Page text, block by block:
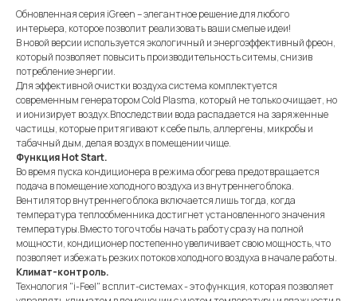
Обновленная серия iGreen – элегантное решение для любого
интерьера, которое позволит реализовать ваши смелые идеи!
В новой версии используется экологичный и энергоэффективный фреон,
который позволяет повысить производительность ситемы, снизив
потребление энергии.
Для эффективной очистки воздуха система комплектуется
современным генератором Cold Plasma, который не только очищает, но
и ионизирует воздух.Впоследствии вода распадается на заряженные
частицы, которые притягивают к себе пыль, аллергены, микробы и
табачный дым, делая воздух в помещении чище.
Функция Hot Start.
Во время пуска кондиционера в режима обогрева предотвращается
подача в помещение холодного воздуха из внутреннего блока.
Вентилятор внутреннего блока включается лишь тогда, когда
температура теплообменника достигнет установленного значения
температуры.Вместо того чтобы начать работу сразу на полной
мощности, кондиционер постепенно увеличивает свою мощность, что
позволяет избежать резких потоков холодного воздуха в начале работы.
Климат-контроль.
Технология "i-Feel" в сплит-системах - это функция, которая позволяет